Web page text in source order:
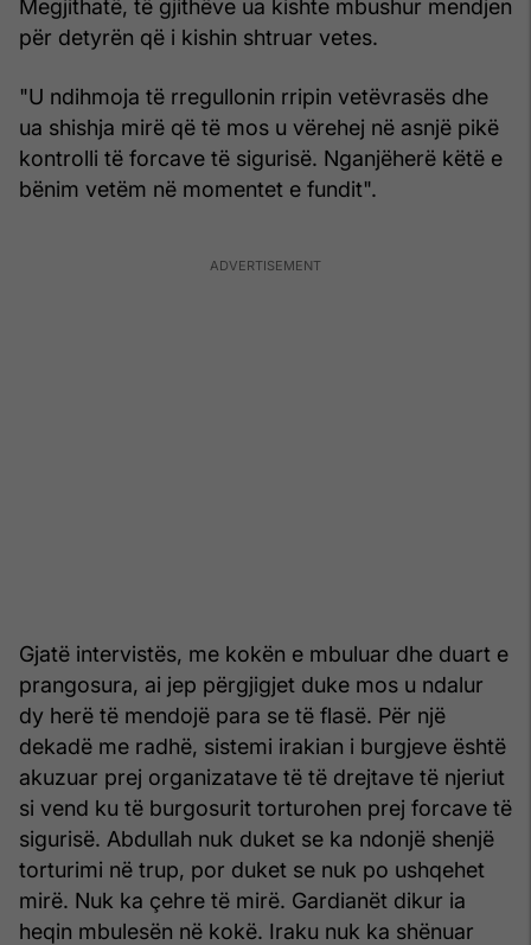
Megjithatë, të gjithëve ua kishte mbushur mendjen
për detyrën që i kishin shtruar vetes.
"U ndihmoja të rregullonin rripin vetëvrasës dhe
ua shishja mirë që të mos u vërehej në asnjë pikë
kontrolli të forcave të sigurisë. Nganjëherë këtë e
bënim vetëm në momentet e fundit".
Gjatë intervistës, me kokën e mbuluar dhe duart e
prangosura, ai jep përgjigjet duke mos u ndalur
dy herë të mendojë para se të flasë. Për një
dekadë me radhë, sistemi irakian i burgjeve është
akuzuar prej organizatave të të drejtave të njeriut
si vend ku të burgosurit torturohen prej forcave të
sigurisë. Abdullah nuk duket se ka ndonjë shenjë
torturimi në trup, por duket se nuk po ushqehet
mirë. Nuk ka çehre të mirë. Gardianët dikur ia
heqin mbulesën në kokë. Iraku nuk ka shënuar